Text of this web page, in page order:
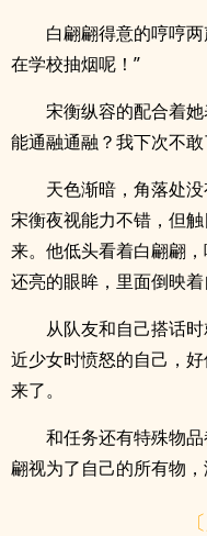
白翩翩得意的哼哼
在学校抽烟呢！”
宋衡纵容的配合着
能通融通融？我下次不敢
天色渐暗，角落处
宋衡夜视能力不错，但
来。他低头看着白翩翩
还亮的眼眸，里面倒映着
从队友和自己搭话
近少女时愤怒的自己，
来了。
和任务还有特殊物
翩视为了自己的所有物